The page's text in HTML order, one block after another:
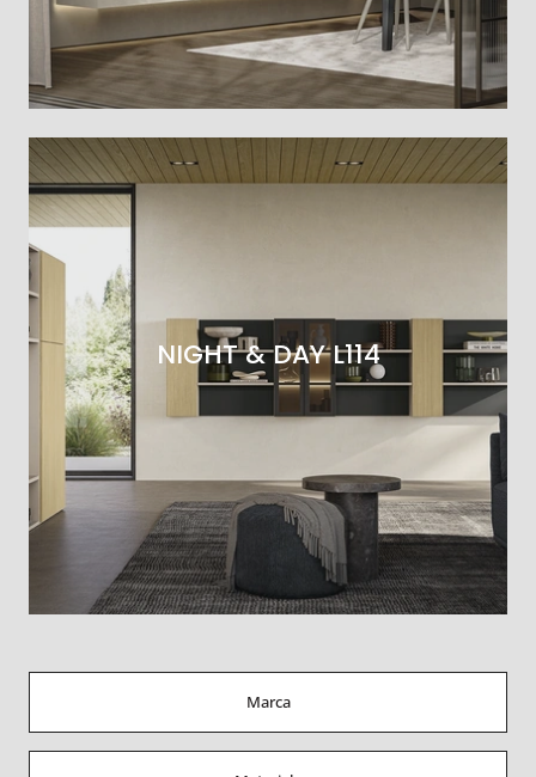
Marca
NIGHT & DAY L114